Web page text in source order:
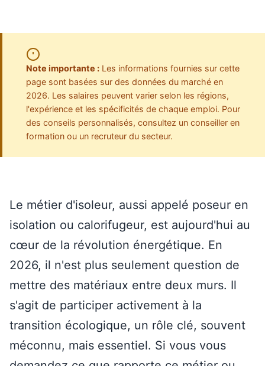
Note importante : Les informations fournies sur cette
page sont basées sur des données du marché en
2026. Les salaires peuvent varier selon les régions,
l'expérience et les spécificités de chaque emploi. Pour
des conseils personnalisés, consultez un conseiller en
formation ou un recruteur du secteur.
Le métier d'isoleur, aussi appelé poseur en
isolation ou calorifugeur, est aujourd'hui au
cœur de la révolution énergétique. En
2026, il n'est plus seulement question de
mettre des matériaux entre deux murs. Il
s'agit de participer activement à la
transition écologique, un rôle clé, souvent
méconnu, mais essentiel. Si vous vous